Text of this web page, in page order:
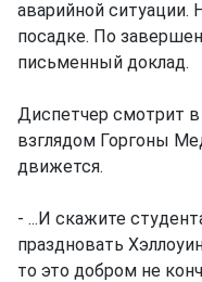
аварийной ситуации.
посадке. По
письменный доклад.
Диспетчер смотрит
взглядом Горгоны
движется.
- ...И скажите
праздновать
то это добром не